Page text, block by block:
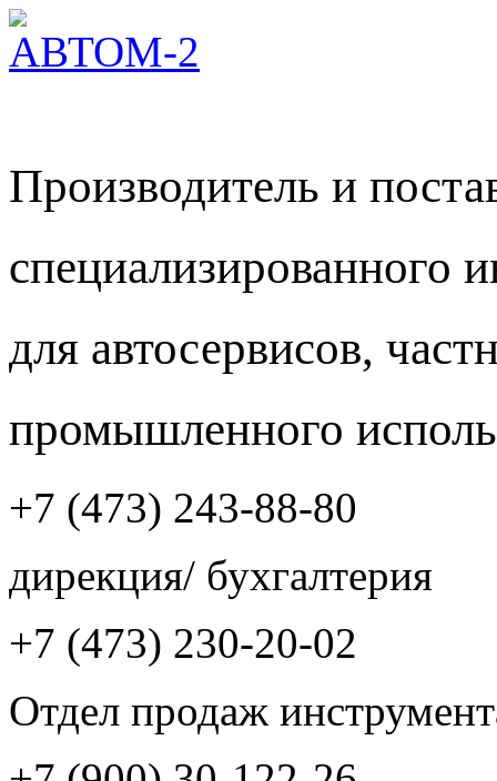
Производитель и
специализированного
для автосервисов,
промышленного
+7 (473) 243-88-80
дирекция/ бухгалтерия
+7 (473) 230-20-02
Отдел продаж